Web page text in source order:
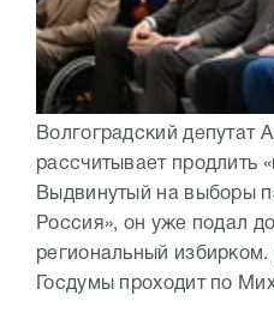
Волгоградский депутат
рассчитывает продлить
Выдвинутый на выборы
Россия», он уже подал
региональный
Госдумы проходит по